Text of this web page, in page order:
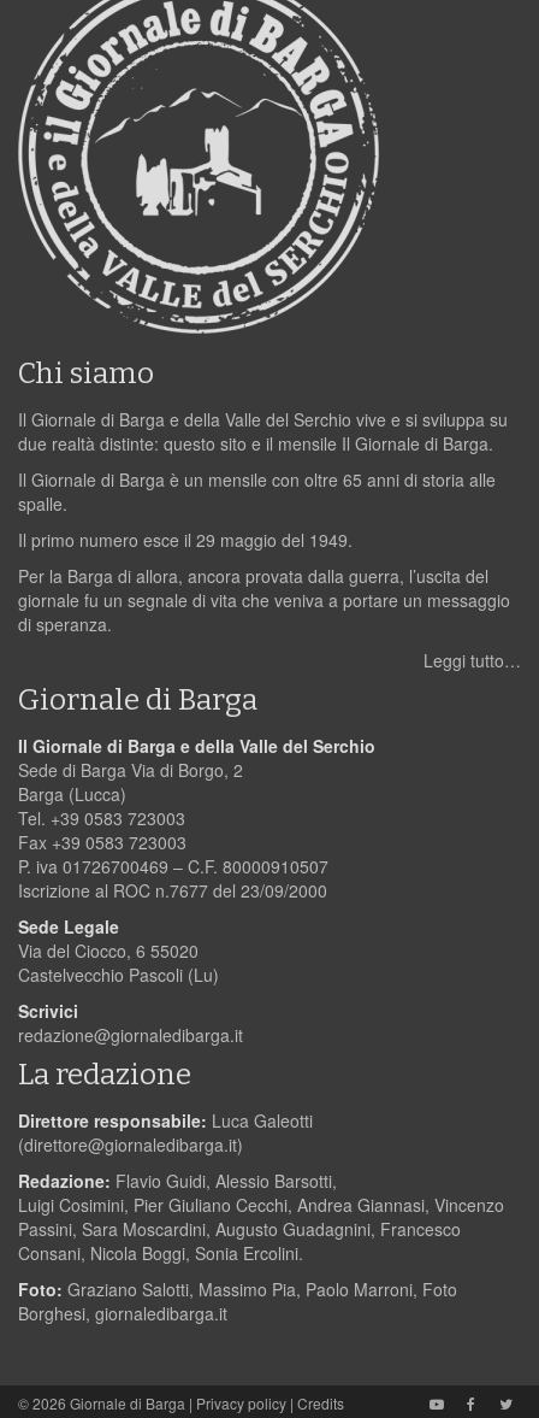
Chi siamo
Il Giornale di Barga e della Valle del Serchio vive e si sviluppa su
due realtà distinte: questo sito e il mensile Il Giornale di Barga.
Il Giornale di Barga è un mensile con oltre 65 anni di storia alle
spalle.
Il primo numero esce il 29 maggio del 1949.
Per la Barga di allora, ancora provata dalla guerra, l’uscita del
giornale fu un segnale di vita che veniva a portare un messaggio
di speranza.
Leggi tutto…
Giornale di Barga
Il Giornale di Barga e della Valle del Serchio
Sede di Barga Via di Borgo, 2
Barga (Lucca)
Tel. +39 0583 723003
Fax +39 0583 723003
P. iva 01726700469 – C.F. 80000910507
Iscrizione al ROC n.7677 del 23/09/2000
Sede Legale
Via del Ciocco, 6 55020
Castelvecchio Pascoli (Lu)
Scrivici
redazione@giornaledibarga.it
La redazione
Direttore responsabile: Luca Galeotti
(direttore@giornaledibarga.it)
Redazione: Flavio Guidi, Alessio Barsotti,
Luigi Cosimini, Pier Giuliano Cecchi, Andrea Giannasi, Vincenzo
Passini, Sara Moscardini, Augusto Guadagnini, Francesco
Consani, Nicola Boggi, Sonia Ercolini.
Foto: Graziano Salotti, Massimo Pia, Paolo Marroni, Foto
Borghesi, giornaledibarga.it
© 2026 Giornale di Barga | Privacy policy | Credits